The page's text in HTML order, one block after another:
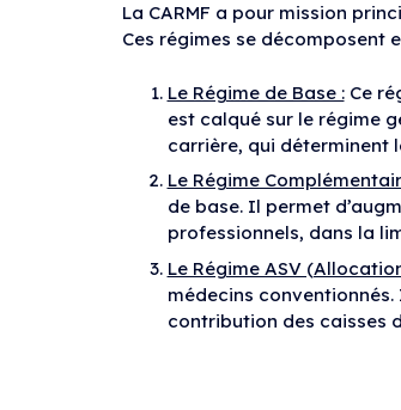
La CARMF a pour mission
Ces régimes se décomposent
Le Régime de Base :Ce
est calqué sur le régime
carrière, qui déterminent
Le Régime
de base. Il permet
professionnels, dans la
Le Régime ASV
médecins
contribution des caisses